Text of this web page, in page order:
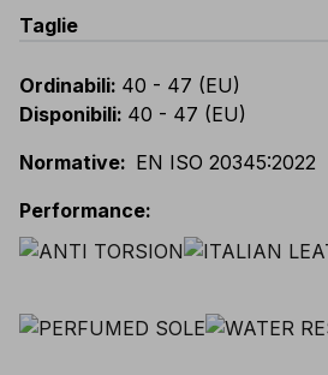
Taglie
Ordinabili: 40 - 47 (EU)
Disponibili: 40 - 47 (EU)
Normative: EN ISO 20345:2022
Performance: